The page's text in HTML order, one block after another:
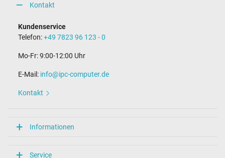
Kontakt
Kundenservice
Telefon:+49 7823 96 123 - 0
Mo-Fr: 9:00-12:00 Uhr
E-Mail: info@ipc-computer.de
Kontakt
Informationen
Service